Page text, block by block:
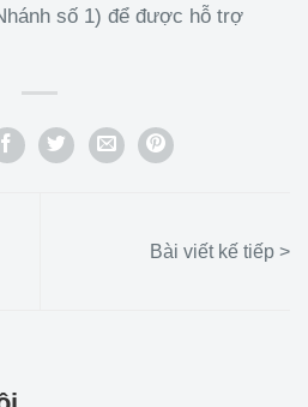
số 1) để được hỗ trợ